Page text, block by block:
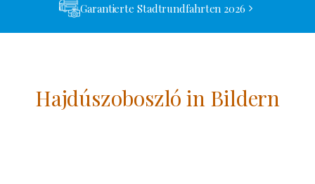
Garantierte Stadtrundfahrten 2026
Hajdúszoboszló in Bildern